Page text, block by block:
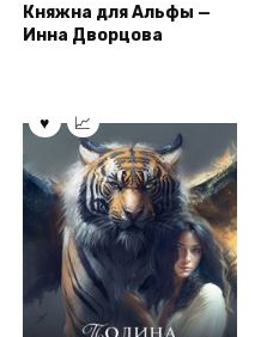
Княжна для Альфы —
Инна Дворцова